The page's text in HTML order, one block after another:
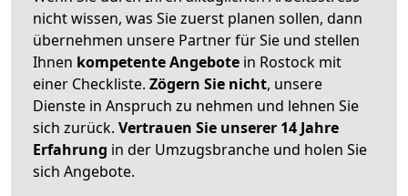
nicht wissen, was Sie zuerst planen sollen, dann
übernehmen unsere Partner für Sie und stellen
Ihnen kompetente Angebote in Rostock mit
einer Checkliste. Zögern Sie nicht, unsere
Dienste in Anspruch zu nehmen und lehnen Sie
sich zurück. Vertrauen Sie unserer 14 Jahre
Erfahrung in der Umzugsbranche und holen Sie
sich Angebote.